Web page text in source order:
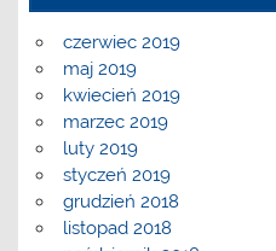
czerwiec 2019
maj 2019
kwiecień 2019
marzec 2019
luty 2019
styczeń 2019
grudzień 2018
listopad 2018